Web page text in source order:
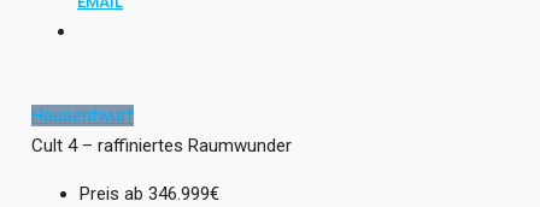
Hausentwurf
Cult 4 – raffiniertes Raumwunder
Preis ab 346.999€